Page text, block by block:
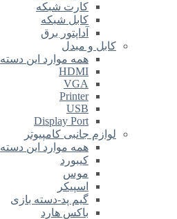
کارت شبکه
کابل شبکه
آداپتور برق
کابل و مبدل
همه موارد این دسته
HDMI
VGA
Printer
USB
Display Port
لوازم جانبی کامپیوتر
همه موارد این دسته
کیبورد
موس
اسپیکر
گیم پد-دسته بازی
باکس هارد